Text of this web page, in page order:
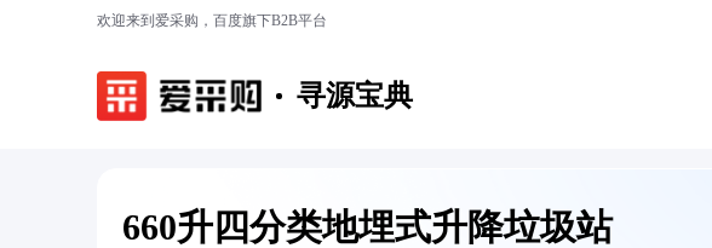
欢迎来到爱采购，百度旗下B2B平台
寻源宝典
660升四分类地埋式升降垃圾站